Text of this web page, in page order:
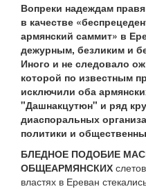
Вопреки надеждам
в качестве
армянский саммит» в
дежурным, безликим и
Иного и не следовало
которой по известным
исключили оба
"Дашнакцутюн" и ряд
диаспоральных
политики и
БЛЕДНОЕ ПОДОБИЕ
ОБЩЕАРМЯНСКИХ
властях в Ереван